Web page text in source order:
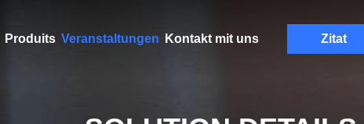
Produits Veranstaltungen Kontakt mit uns Zitat